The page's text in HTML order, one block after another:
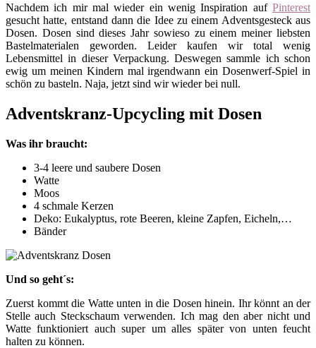
Nachdem ich mir mal wieder ein wenig Inspiration auf Pinterest
gesucht hatte, entstand dann die Idee zu einem Adventsgesteck aus
Dosen. Dosen sind dieses Jahr sowieso zu einem meiner liebsten
Bastelmaterialen geworden. Leider kaufen wir total wenig
Lebensmittel in dieser Verpackung. Deswegen sammle ich schon
ewig um meinen Kindern mal irgendwann ein Dosenwerf-Spiel in
schön zu basteln. Naja, jetzt sind wir wieder bei null.
Adventskranz-Upcycling mit Dosen
Was ihr braucht:
3-4 leere und saubere Dosen
Watte
Moos
4 schmale Kerzen
Deko: Eukalyptus, rote Beeren, kleine Zapfen, Eicheln,…
Bänder
Und so geht´s:
Zuerst kommt die Watte unten in die Dosen hinein. Ihr könnt an der
Stelle auch Steckschaum verwenden. Ich mag den aber nicht und
Watte funktioniert auch super um alles später von unten feucht
halten zu können.